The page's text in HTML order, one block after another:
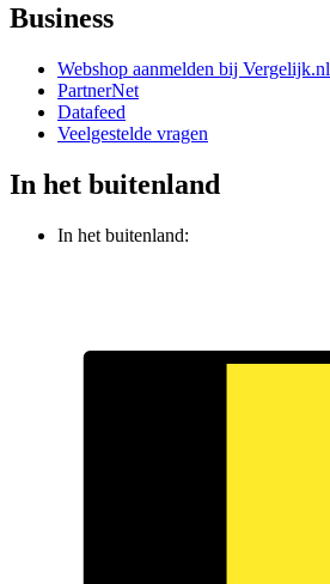
Business
Webshop aanmelden bij Vergelijk.nl
PartnerNet
Datafeed
Veelgestelde vragen
In het buitenland
In het buitenland: